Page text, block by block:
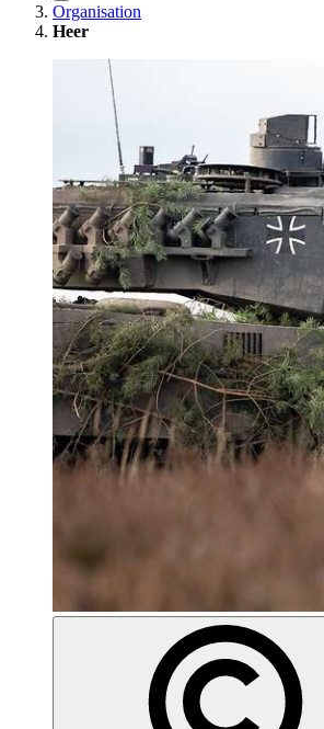
Organisation
Heer